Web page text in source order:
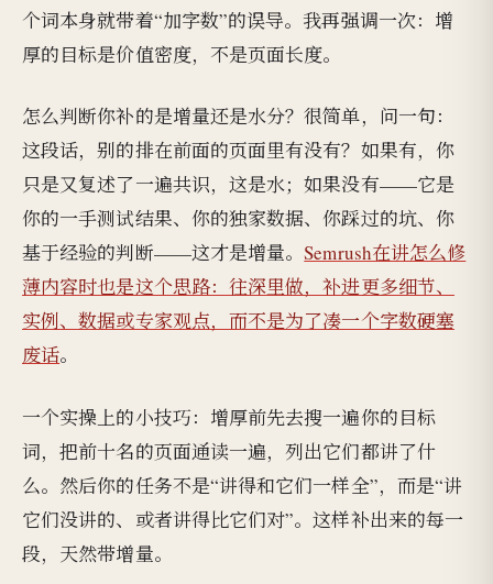
个词本身就带着“加字数”的误导。我再强调一次：增
厚的目标是价值密度，不是页面长度。
怎么判断你补的是增量还是水分？很简单，问一句：
这段话，别的排在前面的页面里有没有？如果有，你
只是又复述了一遍共识，这是水；如果没有——它是
你的一手测试结果、你的独家数据、你踩过的坑、你
基于经验的判断——这才是增量。Semrush在讲怎么修
薄内容时也是这个思路：往深里做，补进更多细节、
实例、数据或专家观点，而不是为了凑一个字数硬塞
废话。
一个实操上的小技巧：增厚前先去搜一遍你的目标
词，把前十名的页面通读一遍，列出它们都讲了什
么。然后你的任务不是“讲得和它们一样全”，而是“讲
它们没讲的、或者讲得比它们对”。这样补出来的每一
段，天然带增量。